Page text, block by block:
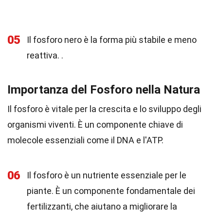
05
Il fosforo nero è la forma più stabile e meno
reattiva. .
Importanza del Fosforo nella Natura
Il fosforo è vitale per la crescita e lo sviluppo degli
organismi viventi. È un componente chiave di
molecole essenziali come il DNA e l'ATP.
06
Il fosforo è un nutriente essenziale per le
piante. È un componente fondamentale dei
fertilizzanti, che aiutano a migliorare la